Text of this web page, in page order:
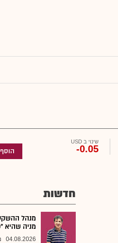
שינוי ב USD
-0.05
חדשות
מנהל
מניה שהיא
04.08.2026